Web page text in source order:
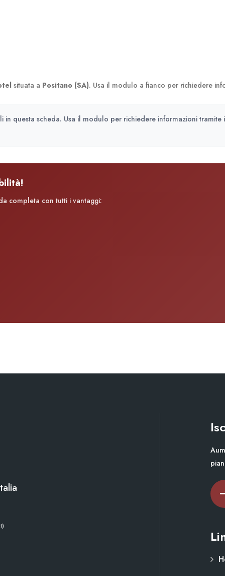
situata a Positano (SA). Usa il modulo a fianco per richiedere
questa scheda. Usa il modulo per richiedere informazioni tramite
completa con tutti i vantaggi: